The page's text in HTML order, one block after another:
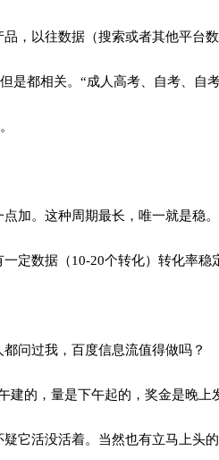
，以往数据（搜索或者其他平台
是都相关。“成人高考、自考、自
加。这种周期最长，唯一就是稳
定数据（10-20个转化）转化率稳
问过我，百度信息流值得做吗？
建的，量是下午起的，奖金是晚
它活没活着。当然也有立马上头